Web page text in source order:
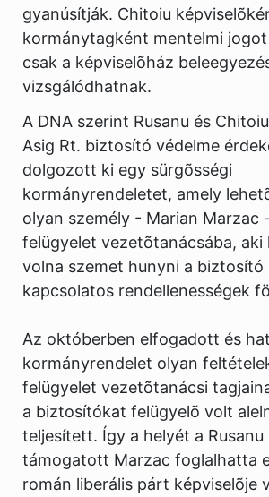
gyanúsítják. Chitoiu
kormánytagként mentelmi jogot
csak a képviselõház
vizsgálódhatnak.
A DNA szerint Rusanu és
Asig Rt. biztosító védelme
dolgozott ki egy sürgõsségi
kormányrendeletet, amely
olyan személy - Marian Marzac
felügyelet vezetõtanácsába, aki
volna szemet hunyni a biztosító
kapcsolatos rendellenességek
Az októberben elfogadott és
kormányrendelet olyan
felügyelet vezetõtanácsi
a biztosítókat felügyelõ volt
teljesített. Így a helyét a Rusanu
támogatott Marzac foglalhatta
román liberális párt képviselõje